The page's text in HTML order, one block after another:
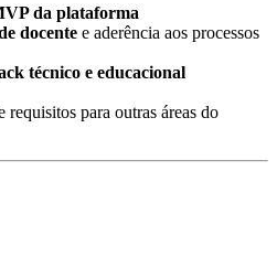
da plataforma
docente e aderência aos processos
técnico e educacional
para outras áreas do